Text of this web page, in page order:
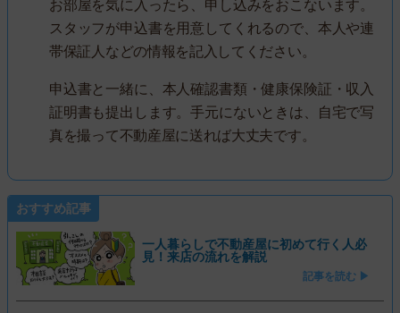
お部屋を気に入ったら、申し込みをおこないます。
スタッフが申込書を用意してくれるので、本人や連
帯保証人などの情報を記入してください。
申込書と一緒に、本人確認書類・健康保険証・収入
証明書も提出します。手元にないときは、自宅で写
真を撮って不動産屋に送れば大丈夫です。
おすすめ記事
一人暮らしで不動産屋に初めて行く人必
見！来店の流れを解説
記事を読む ▶